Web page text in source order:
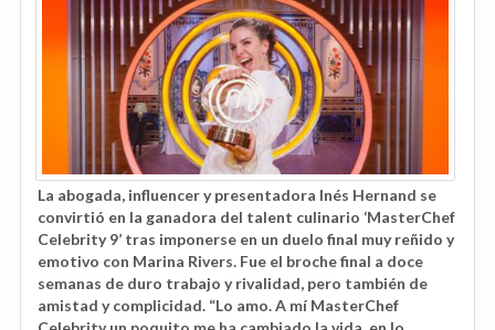
La abogada, influencer y presentadora Inés Hernand se
convirtió en la ganadora del talent culinario ‘MasterChef
Celebrity 9’ tras imponerse en un duelo final muy reñido y
emotivo con Marina Rivers. Fue el broche final a doce
semanas de duro trabajo y rivalidad, pero también de
amistad y complicidad. “Lo amo. A mí MasterChef